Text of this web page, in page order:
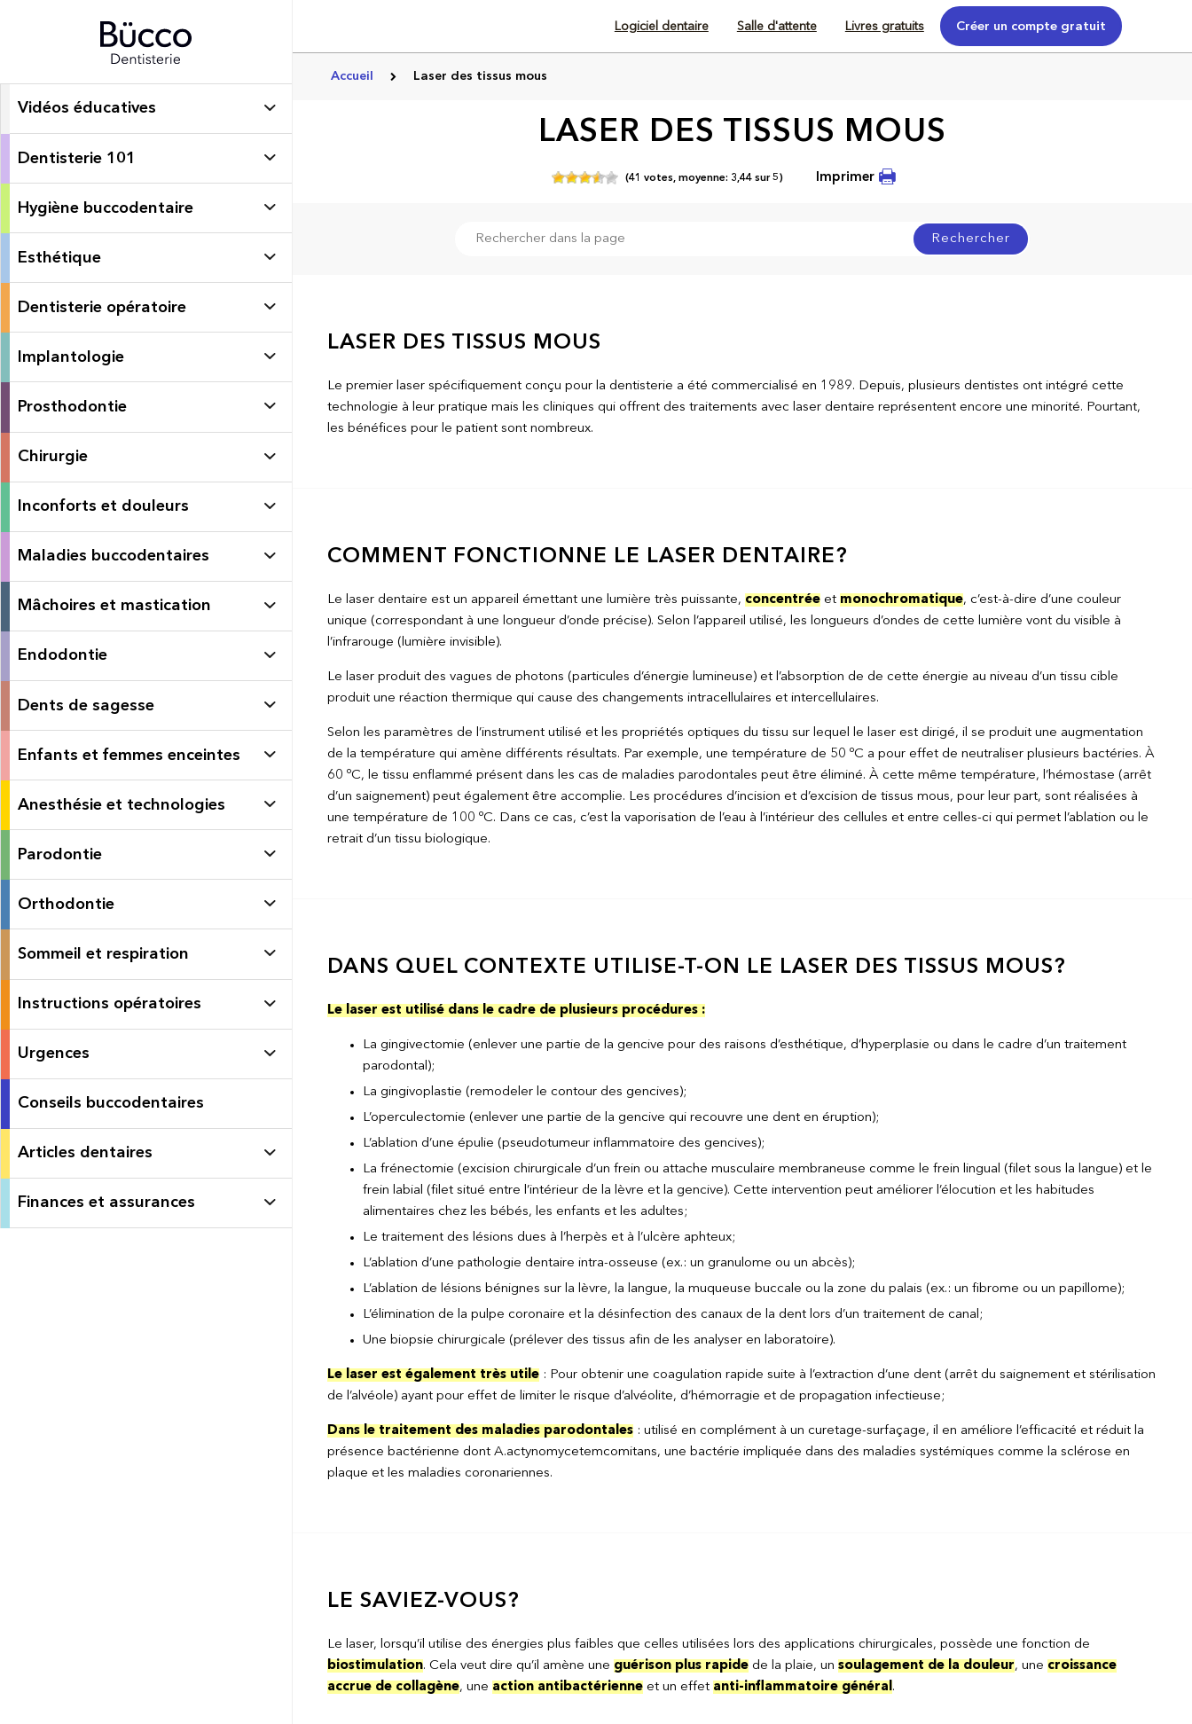
Logiciel dentaire Salle d'attente Livres gratuits Créer un compte gratuit
Vidéos éducatives
Dentisterie 101
Hygiène buccodentaire
Esthétique
Dentisterie opératoire
Implantologie
Prosthodontie
Chirurgie
Inconforts et douleurs
Maladies buccodentaires
Mâchoires et mastication
Endodontie
Dents de sagesse
Enfants et femmes enceintes
Anesthésie et technologies
Parodontie
Orthodontie
Sommeil et respiration
Instructions opératoires
Urgences
Conseils buccodentaires
Articles dentaires
Finances et assurances
Accueil Laser des tissus mous
LASER DES TISSUS MOUS
(41 votes,moyenne: 3,44sur5) Imprimer
Rechercher
LASER DES TISSUS MOUS
Le premier laser spécifiquement conçu pour la dentisterie a été commercialisé en 1989. Depuis, plusieurs dentistes ont intégré cette
technologie à leur pratique mais les cliniques qui offrent des traitements avec laser dentaire représentent encore une minorité. Pourtant,
les bénéfices pour le patient sont nombreux.
COMMENT FONCTIONNE LE LASER DENTAIRE?
Le laser dentaire est un appareil émettant une lumière très puissante, concentréeet monochromatique, c’est-à-dire d’une couleur
unique (correspondant à une longueur d’onde précise). Selon l’appareil utilisé, les longueurs d’ondes de cette lumière vont du visible à
l’infrarouge (lumière invisible).
Le laser produit des vagues de photons (particules d’énergie lumineuse) et l’absorption de de cette énergie au niveau d’un tissu cible
produit une réaction thermique qui cause des changements intracellulaires et intercellulaires.
Selon les paramètres de l’instrument utilisé et les propriétés optiques du tissu sur lequel le laser est dirigé, il se produit une augmentation
de la température qui amène différents résultats. Par exemple, une température de 50 ºC a pour effet de neutraliser plusieurs bactéries. À
60 ºC, le tissu enflammé présent dans les cas de maladies parodontales peut être éliminé. À cette même température, l’hémostase (arrêt
d’un saignement) peut également être accomplie. Les procédures d’incision et d’excision de tissus mous, pour leur part, sont réalisées à
une température de 100 ºC. Dans ce cas, c’est la vaporisation de l’eau à l’intérieur des cellules et entre celles-ci qui permet l’ablation ou le
retrait d’un tissu biologique.
DANS QUEL CONTEXTE UTILISE-T-ON LE LASER DES TISSUS MOUS?
Le laser est utilisé dans le cadre de plusieurs procédures :
La gingivectomie (enlever une partie de la gencive pour des raisons d’esthétique, d’hyperplasie ou dans le cadre d’un traitement
parodontal);
La gingivoplastie (remodeler le contour des gencives);
L’operculectomie (enlever une partie de la gencive qui recouvre une dent en éruption);
L’ablation d’une épulie (pseudotumeur inflammatoire des gencives);
La frénectomie (excision chirurgicale d’un frein ou attache musculaire membraneuse comme le frein lingual (filet sous la langue) et le
frein labial (filet situé entre l’intérieur de la lèvre et la gencive). Cette intervention peut améliorer l’élocution et les habitudes
alimentaires chez les bébés, les enfants et les adultes;
Le traitement des lésions dues à l’herpès et à l’ulcère aphteux;
L’ablation d’une pathologie dentaire intra-osseuse (ex.: un granulome ou un abcès);
L’ablation de lésions bénignes sur la lèvre, la langue, la muqueuse buccale ou la zone du palais (ex.: un fibrome ou un papillome);
L’élimination de la pulpe coronaire et la désinfection des canaux de la dent lors d’un traitement de canal;
Une biopsie chirurgicale (prélever des tissus afin de les analyser en laboratoire).
Le laser est également très utile: Pour obtenir une coagulation rapide suite à l’extraction d’une dent (arrêt du saignement et stérilisation
de l’alvéole) ayant pour effet de limiter le risque d’alvéolite, d’hémorragie et de propagation infectieuse;
Dans le traitement des maladies parodontales: utilisé en complément à un curetage-surfaçage, il en améliore l’efficacité et réduit la
présence bactérienne dont A.actynomycetemcomitans, une bactérie impliquée dans des maladies systémiques comme la sclérose en
plaque et les maladies coronariennes.
LE SAVIEZ-VOUS?
Le laser, lorsqu’il utilise des énergies plus faibles que celles utilisées lors des applications chirurgicales, possède une fonction de
biostimulation. Cela veut dire qu’il amène une guérison plus rapidede la plaie, un soulagement de la douleur, une croissance
accrue de collagène, une action antibactérienneet un effet anti-inflammatoire général.